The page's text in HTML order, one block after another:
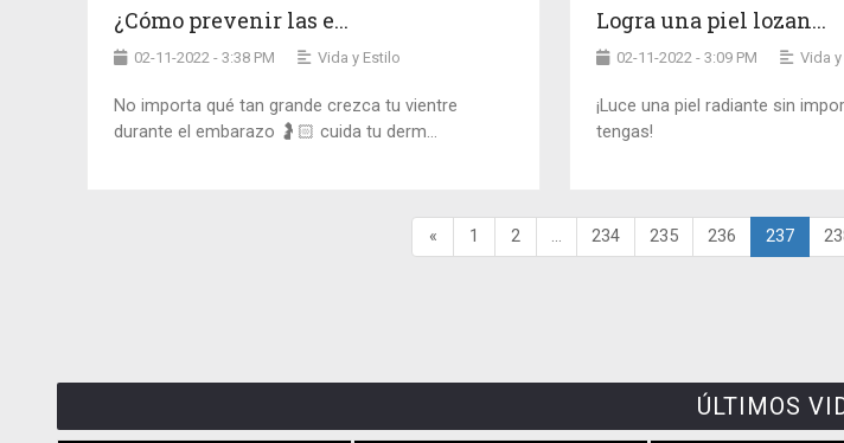
¿Cómo prevenir las e...
02-11-2022 - 3:38 PM Vida y Estilo
No importa qué tan grande crezca tu vientre
durante el embarazo 🤰🏻 cuida tu derm...
Logra una piel lozan...
02-11-2022 - 3:09 PM Vida
¡Luce una piel radiante sin
tengas!
« 1 2 ... 234 235 236 237
ÚLTIMOS